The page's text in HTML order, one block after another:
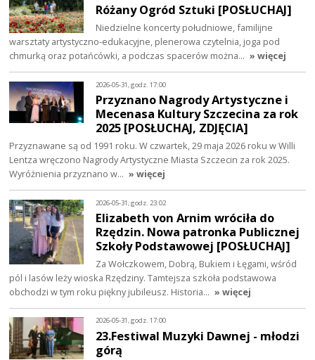
Różany Ogród Sztuki [POSŁUCHAJ]
Niedzielne koncerty południowe, familijne
warsztaty artystyczno-edukacyjne, plenerowa czytelnia, joga pod
chmurką oraz potańcówki, a podczas spacerów można… » więcej
2026-05-31, godz. 17:00
Przyznano Nagrody Artystyczne i
Mecenasa Kultury Szczecina za rok
2025 [POSŁUCHAJ, ZDJĘCIA]
Przyznawane są od 1991 roku. W czwartek, 29 maja 2026 roku w Willi
Lentza wręczono Nagrody Artystyczne Miasta Szczecin za rok 2025.
Wyróżnienia przyznano w… » więcej
2026-05-31, godz. 23:02
Elizabeth von Arnim wróciła do
Rzędzin. Nowa patronka Publicznej
Szkoły Podstawowej [POSŁUCHAJ]
Za Wołczkowem, Dobrą, Bukiem i Łęgami, wśród
pól i lasów leży wioska Rzędziny. Tamtejsza szkoła podstawowa
obchodzi w tym roku piękny jubileusz. Historia… » więcej
2026-05-31, godz. 17:00
23.Festiwal Muzyki Dawnej - młodzi
górą